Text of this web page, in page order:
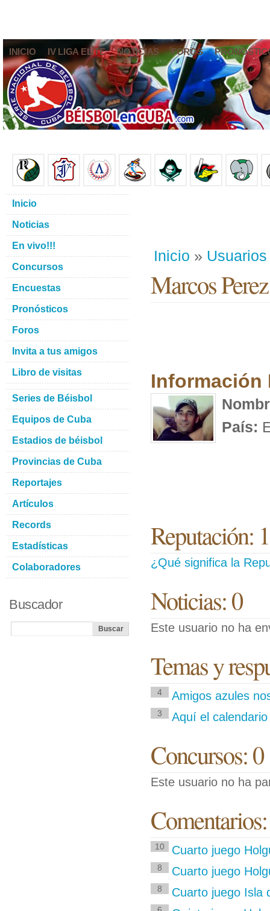
INICIO IV LIGA ELITE NOTICIAS FOROS
Inicio » Usuarios
Marcos
Información
País:
Reputación:
¿Qué significa la
Noticias: 0
Este usuario no ha
Temas y
4 Amigos azules
3 Aquí el
Concursos: 0
Este usuario no ha
10 Cuarto juego
8 Cuarto juego
8 Cuarto juego Isla
Inicio
Noticias
En vivo!!!
Concursos
Encuestas
Pronósticos
Foros
Invita a tus amigos
Libro de visitas
Series de Béisbol
Equipos de Cuba
Estadios de béisbol
Provincias de Cuba
Reportajes
Artículos
Records
Estadísticas
Colaboradores
Buscador